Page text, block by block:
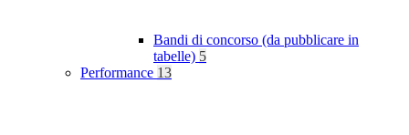
Bandi di concorso (da pubblicare in
tabelle) 5
Performance 13